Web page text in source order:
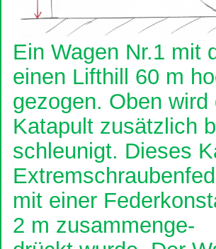
Ein Wagen Nr.1 mit
einen Lifthill
60 m
gezogen. Oben
Katapult zusätzlich
schleunigt. Dieses
mit einer
2 m zusammenge-